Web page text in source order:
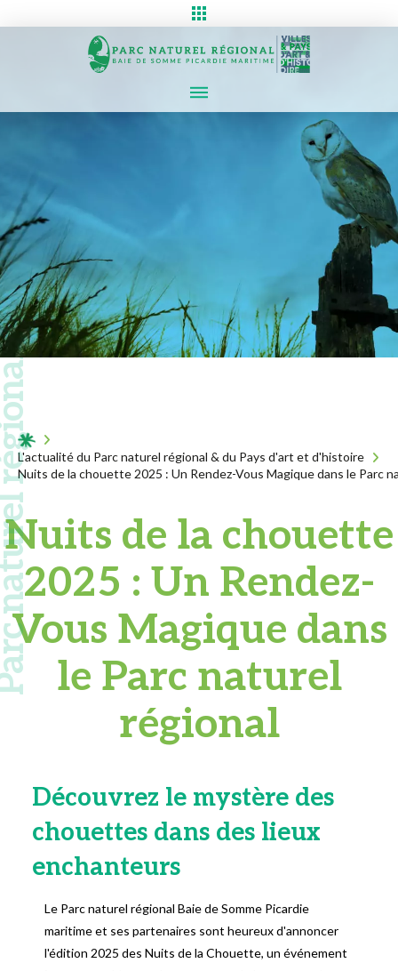
régional
Acceuil
L'actualité du Parc naturel régional & du Pays d'art et d'histoire
Nuits de la chouette 2025 : Un Rendez-Vous Magique dans le Parc
Nuits de la chouette
2025 : Un Rendez-
Vous Magique dans
le Parc naturel
régional
Découvrez le mystère des
chouettes dans des lieux
enchanteurs
Le Parc naturel régional Baie de Somme Picardie
maritime et ses partenaires sont heureux d'annoncer
l'édition 2025 des Nuits de la Chouette, un événement